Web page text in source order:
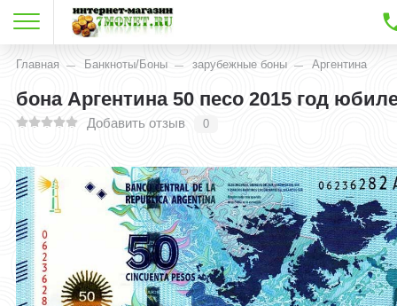
Главная Банкноты/Боны зарубежные боны Аргентина
бона Аргентина 50 песо 2015 год
Добавить отзыв 0